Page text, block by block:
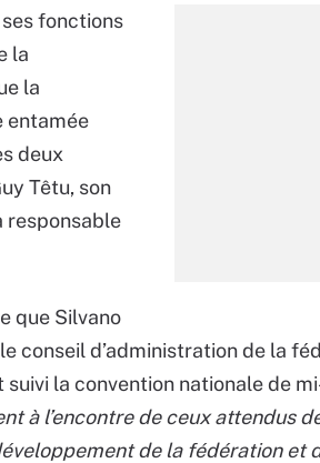
fonctions
la
la
entamée
deux
Têtu, son
responsable
que Silvano
conseil d’administration de la
la convention nationale de
à l’encontre de ceux attendus
de la fédération et